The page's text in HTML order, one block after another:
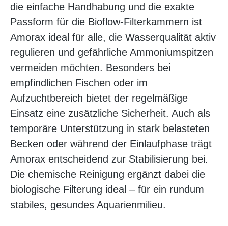
die einfache Handhabung und die exakte
Passform für die Bioflow-Filterkammern ist
Amorax ideal für alle, die Wasserqualität aktiv
regulieren und gefährliche Ammoniumspitzen
vermeiden möchten. Besonders bei
empfindlichen Fischen oder im
Aufzuchtbereich bietet der regelmäßige
Einsatz eine zusätzliche Sicherheit. Auch als
temporäre Unterstützung in stark belasteten
Becken oder während der Einlaufphase trägt
Amorax entscheidend zur Stabilisierung bei.
Die chemische Reinigung ergänzt dabei die
biologische Filterung ideal – für ein rundum
stabiles, gesundes Aquarienmilieu.